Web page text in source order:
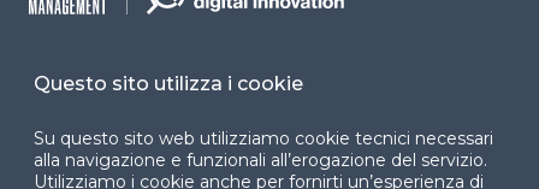
Facebook LinkedIn
Questo sito utilizza i cookie
Su questo sito web utilizziamo cookie tecnici necessari
alla navigazione e funzionali all’erogazione del servizio.
Utilizziamo i cookie anche per fornirti un’esperienza di